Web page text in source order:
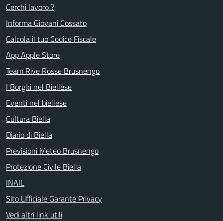
Cerchi lavoro ?
Informa Giovani Cossato
Calcola il tuo Codice Fiscale
App Apple Store
Team Rive Rosse Brusnengo
I Borghi nel Biellese
Eventi nel biellese
Cultura Biella
Diario di Biella
Previsioni Meteo Brusnengo
Protezione Civile Biella
INAIL
Sito Ufficiale Garante Privacy
Vedi altri link utili